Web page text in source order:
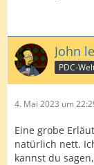
John
PDC-
4. Mai 2023 um
Eine grobe
natürlich nett.
kannst du